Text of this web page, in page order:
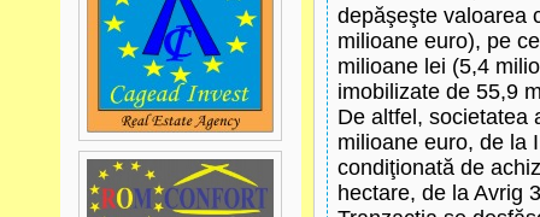
depăşeşte valoarea
milioane euro), pe
milioane lei (5,4
imobilizate de 55,9
De altfel, societatea
milioane euro, de la
condiţionată de
hectare, de la Avrig